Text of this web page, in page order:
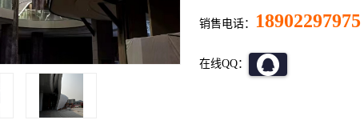
销售电话： 18902297975
在线QQ：